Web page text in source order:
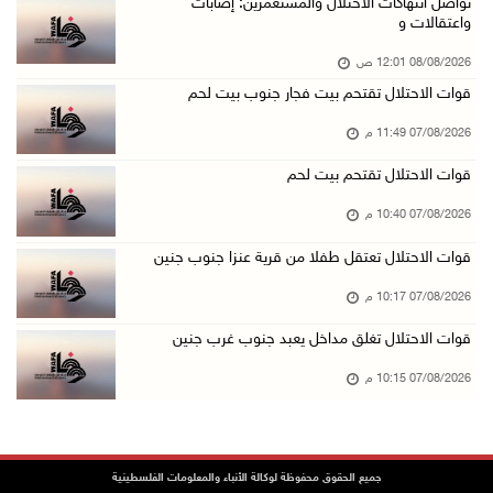
الرئاسة ترحب بإطلاق السعودية التحالف البحري ا ...
07/آب/2026 06:17 م
(محدث) نابلس: إصابة مواطن واعتقاله إثر هجوم ل ...
07/آب/2026 06:04 م
الرئاسة ترحب باتفاقية مكة للدفاع المشترك بين ...
بيروت: اللجنة الفنية للمجلس الوطني تناقش التر ...
07/آب/2026 03:31 م
تواصل انتهاكات الاحتلال والمستعمرين: إصابات
واعتقالات و
08/08/2026 12:01 ص
قوات الاحتلال تقتحم بيت فجار جنوب بيت لحم
07/08/2026 11:49 م
قوات الاحتلال تقتحم بيت لحم
07/08/2026 10:40 م
قوات الاحتلال تعتقل طفلا من قرية عنزا جنوب جنين
07/08/2026 10:17 م
قوات الاحتلال تغلق مداخل يعبد جنوب غرب جنين
07/08/2026 10:15 م
جميع الحقوق محفوظة لوكالة الأنباء والمعلومات الفلسطينية